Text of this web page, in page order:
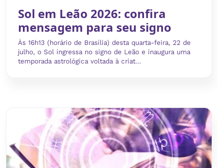
Sol em Leão 2026: confira
mensagem para seu signo
Às 16h13 (horário de Brasília) desta quarta-feira, 22 de
julho, o Sol ingressa no signo de Leão e inaugura uma
temporada astrológica voltada à criat...